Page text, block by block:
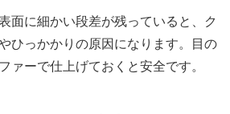
面に細かい段差が残っていると、ク
ひっかかりの原因になります。目の
ァーで仕上げておくと安全です。